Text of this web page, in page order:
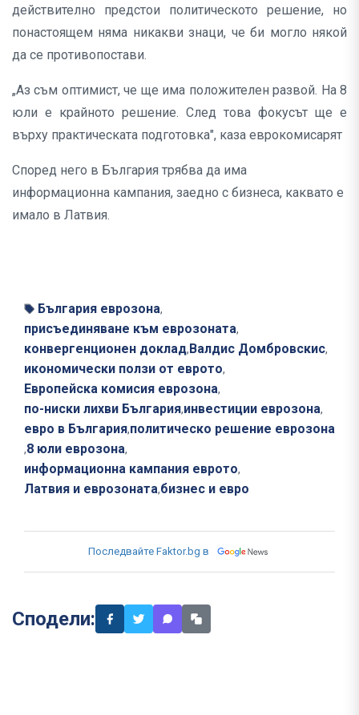
действително предстои политическото решение, но
понастоящем няма никакви знаци, че би могло някой
да се противопостави.
„Аз съм оптимист, че ще има положителен развой. На 8
юли е крайното решение. След това фокусът ще е
върху практическата подготовка", каза еврокомисарят
Според него в България трябва да има
информационна кампания, заедно с бизнеса, каквато е
имало в Латвия.
България еврозона,
присъединяване към еврозоната,
конвергенционен доклад, Валдис Домбровскис,
икономически ползи от еврото,
Европейска комисия еврозона,
по-ниски лихви България,инвестиции еврозона,
евро в България,политическо решение еврозона
,8 юли еврозона,
информационна кампания еврото,
Латвия и еврозоната,бизнес и евро
Последвайте Faktor.bg в
Сподели: